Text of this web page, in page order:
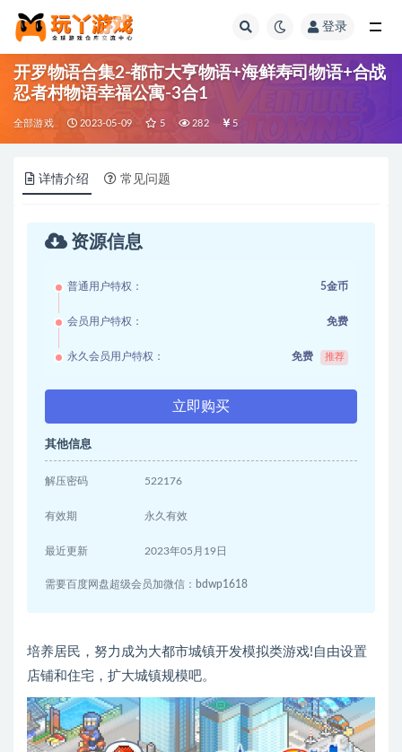
登录
开罗物语合集2-都市大亨物语+海鲜寿司物语+合战
忍者村物语幸福公寓-3合1
全部游戏 2023-05-09 5 282 5
详情介绍 常见问题
资源信息
普通用户特权： 5金币
会员用户特权： 免费
永久会员用户特权： 免费 推荐
立即购买
其他信息
解压密码 522176
有效期 永久有效
最近更新 2023年05月19日
需要百度网盘超级会员加微信：bdwp1618
培养居民，努力成为大都市城镇开发模拟类游戏!自由设置
店铺和住宅，扩大城镇规模吧。